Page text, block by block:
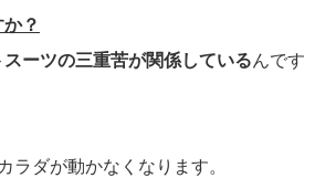
？
スーツの三重苦が関係しているんです
ラダが動かなくなります。